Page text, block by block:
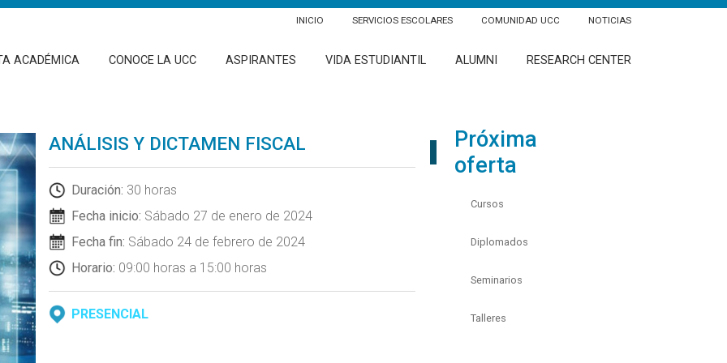
INICIO SERVICIOS ESCOLARES COMUNIDAD UCC NOTICIAS
ACADÉMICA CONOCE LA UCC ASPIRANTES VIDA ESTUDIANTIL ALUMNI RESEARCH CENTER
ANÁLISIS Y DICTAMEN FISCAL
Duración: 30 horas
Fecha inicio: Sábado 27 de enero de 2024
Fecha fin: Sábado 24 de febrero de 2024
Horario: 09:00 horas a 15:00 horas
PRESENCIAL
Próxima
oferta
Cursos
Diplomados
Seminarios
Talleres